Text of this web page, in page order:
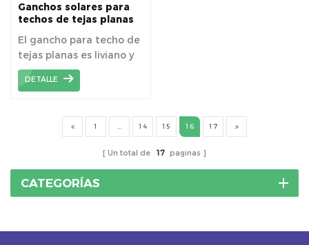
Ganchos solares para
techos de tejas planas
El gancho para techo de
tejas planas es liviano y
conveniente, lo que evita
problemas de
DETALLE
1 14 15 16 17
Un total de 17 paginas
CATEGORÍAS